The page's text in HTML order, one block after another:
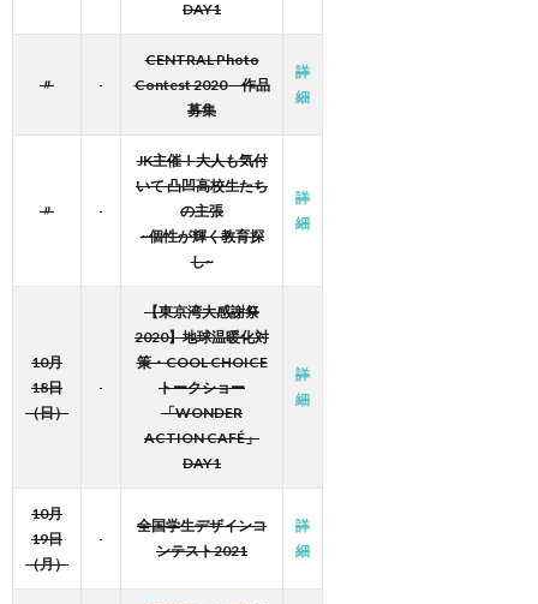
DAY1
〃
CENTRAL Photo
Contest 2020 作品
募集
詳
細
〃
JK主催！大人も気付
いて 凸凹高校生たち
の主張
~個性が輝く教育探
し~
詳
細
10月
18日
（日）
【東京湾大感謝祭
2020】地球温暖化対
策・COOL CHOICE
トークショー
「WONDER
ACTION CAFÉ」
DAY1
詳
細
10月
19日
（月）
全国学生デザインコ
ンテスト2021
詳
細